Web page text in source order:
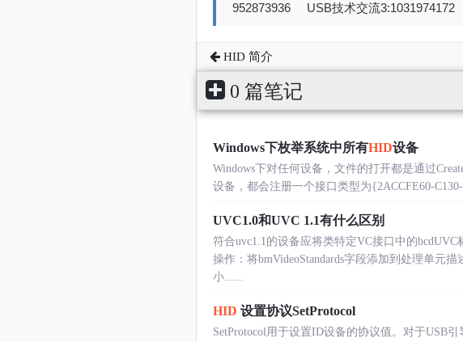
952873936 USB技术交流3:1031974172
HID 简介
0 篇笔记
Windows下枚举系统中所有HID设备
Windows下对任何设备，文件的打开都是通过
设备，都会注册一个接口类型为{2ACCFE60-
UVC1.0和UVC 1.1有什么区别
符合uvc1.1的设备应将类特定VC接口中的
操作：将bmVideoStandards字段添加到处理单元
小......
HID 设置协议SetProtocol
SetProtocol用于设置ID设备的协议值。对于USB